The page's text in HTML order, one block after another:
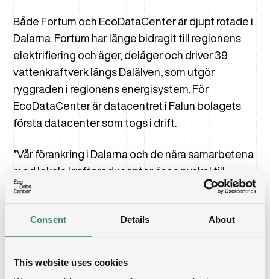
Consent Details About
This website uses cookies
Både Fortum och EcoDataCenter är djupt rotade i
Dalarna. Fortum har länge bidragit till regionens
elektrifiering och äger, deläger och driver 39
vattenkraftverk längs Dalälven, som utgör
ryggraden i regionens energisystem. För
EcoDataCenter är datacentret i Falun bolagets
första datacenter som togs i drift.
”Vår förankring i Dalarna och de nära samarbetena
med lokala kraftproducenter är en nyckel till
tillväxt – för oss och för branschen som helhet.
Avtalet med Fortum, som ger vår anläggning i
Falun kraft direkt från Dalälven, är ett bra exempel
på det. När datacenter och energibolag planerar